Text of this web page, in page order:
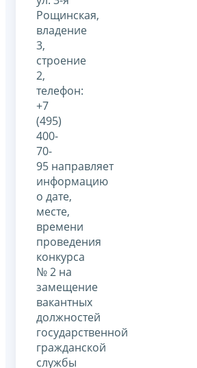
Рощинская,
владение
3,
строение
2,
телефон:
+7
(495)
400-
70-
95 направляет
информацию
о дате,
месте,
времени
проведения
конкурса
№ 2 на
замещение
вакантных
должностей
государственной
гражданской
службы